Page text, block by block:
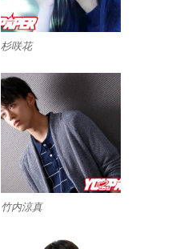
杉咲花
竹内涼真